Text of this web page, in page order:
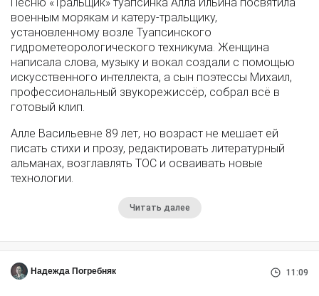
Песню «Тральщик» туапсинка Алла Ильина посвятила
военным морякам и катеру-тральщику,
установленному возле Туапсинского
гидрометеорологического техникума. Женщина
написала слова, музыку и вокал создали с помощью
искусственного интеллекта, а сын поэтессы Михаил,
профессиональный звукорежиссёр, собрал всё в
готовый клип.
Алле Васильевне 89 лет, но возраст не мешает ей
писать стихи и прозу, редактировать литературный
альманах, возглавлять ТОС и осваивать новые
технологии.
Читать далее
Надежда Погребняк 11:09